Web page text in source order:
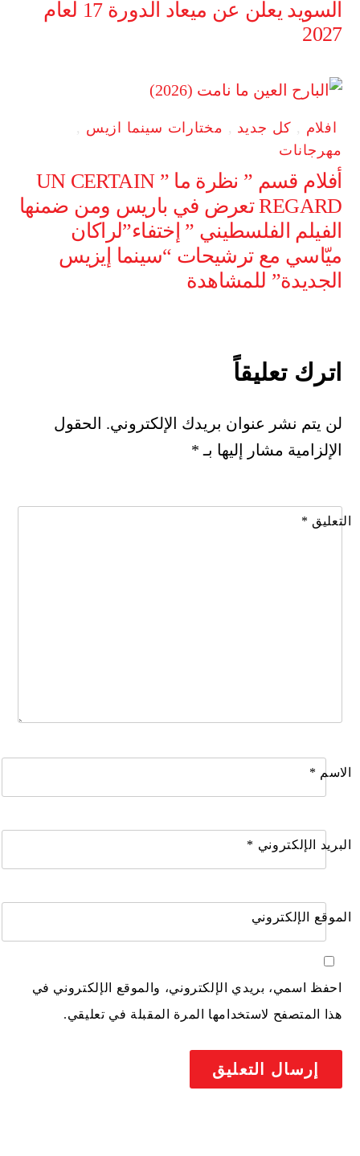
السويد يعلن عن ميعاد الدورة 17 لعام
2027
افلام , كل جديد , مختارات سينما ازيس ,
مهرجانات
أفلام قسم ” نظرة ما ” UN CERTAIN
REGARD تعرض في باريس ومن ضمنها
الفيلم الفلسطيني ” إختفاء”لراكان
ميّاسي مع ترشيحات “سينما إيزيس
الجديدة” للمشاهدة
اترك تعليقاً
لن يتم نشر عنوان بريدك الإلكتروني. الحقول
الإلزامية مشار إليها بـ *
التعليق *
الاسم *
البريد الإلكتروني *
الموقع الإلكتروني
احفظ اسمي، بريدي الإلكتروني، والموقع الإلكتروني في
هذا المتصفح لاستخدامها المرة المقبلة في تعليقي.